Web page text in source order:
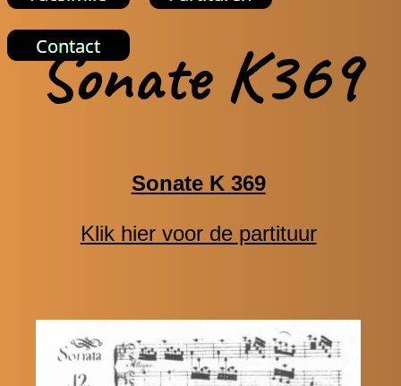
Sonate K369
Sonate K 369
Klik hier voor de partituur